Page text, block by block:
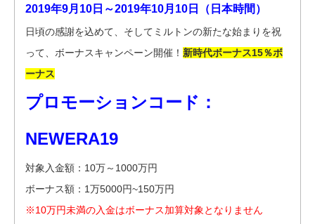
2019年9月10日～2019年10月10日（日本時間）
日頃の感謝を込めて、そしてミルトンの新たな始まりを祝
って、ボーナスキャンペーン開催！ 新時代ボーナス15％ボ
ーナス
プロモーションコード：
NEWERA19
対象入金額：10万～1000万円
ボーナス額：1万5000円~150万円
※10万円未満の入金はボーナス加算対象となりません